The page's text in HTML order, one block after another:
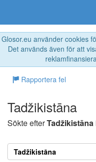
Glosor.eu använder cookies
Det används även för att
Rapportera fel
Tadžikistāna
Sökte efterTadžikistāna